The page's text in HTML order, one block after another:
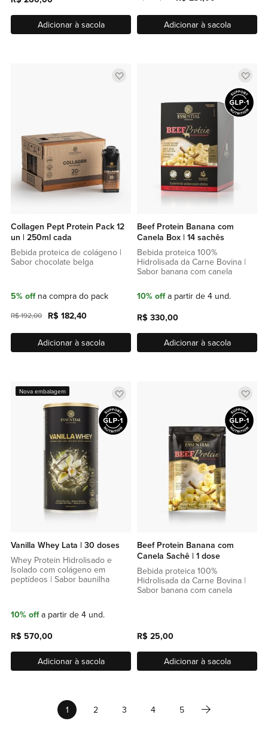
Adicionar à sacola Adicionar à sacola
Adicionar
Collagen Pept Protein Pack 12
un | 250ml cada
Bebida proteica de colágeno |
Sabor chocolate belga
5% offna compra do pack
R$ 182,40
R$ 192,00
Adicionar à sacola
a
lista
de
Beef Protein Banana com
Canela Box | 14 sachês
Bebida proteica 100%
Hidrolisada da Carne Bovina |
Sabor banana com canela
10% offa partir de 4 und.
R$ 330,00
Adicionar à sacola
Adicionar
a
lista
de
Nova embalagem
Vanilla Whey Lata | 30 doses
Whey Protein Hidrolisado e
Isolado com colágeno em
peptídeos | Sabor baunilha
10% offa partir de 4 und.
R$ 570,00
Adicionar à sacola
a
lista
de
Beef Protein Banana com
Canela Sachê | 1 dose
Bebida proteica 100%
Hidrolisada da Carne Bovina |
Sabor banana com canela
R$ 25,00
Adicionar à sacola
Página
Você esta lendo a pagina
1 Página
2 Página
3 Página
4 Página
5 Página
Próximo